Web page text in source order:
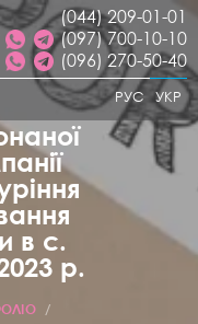
(044) 209-01-01
(097) 700-10-10
(096) 270-50-40
УКР
РУС
в с.
р.
/